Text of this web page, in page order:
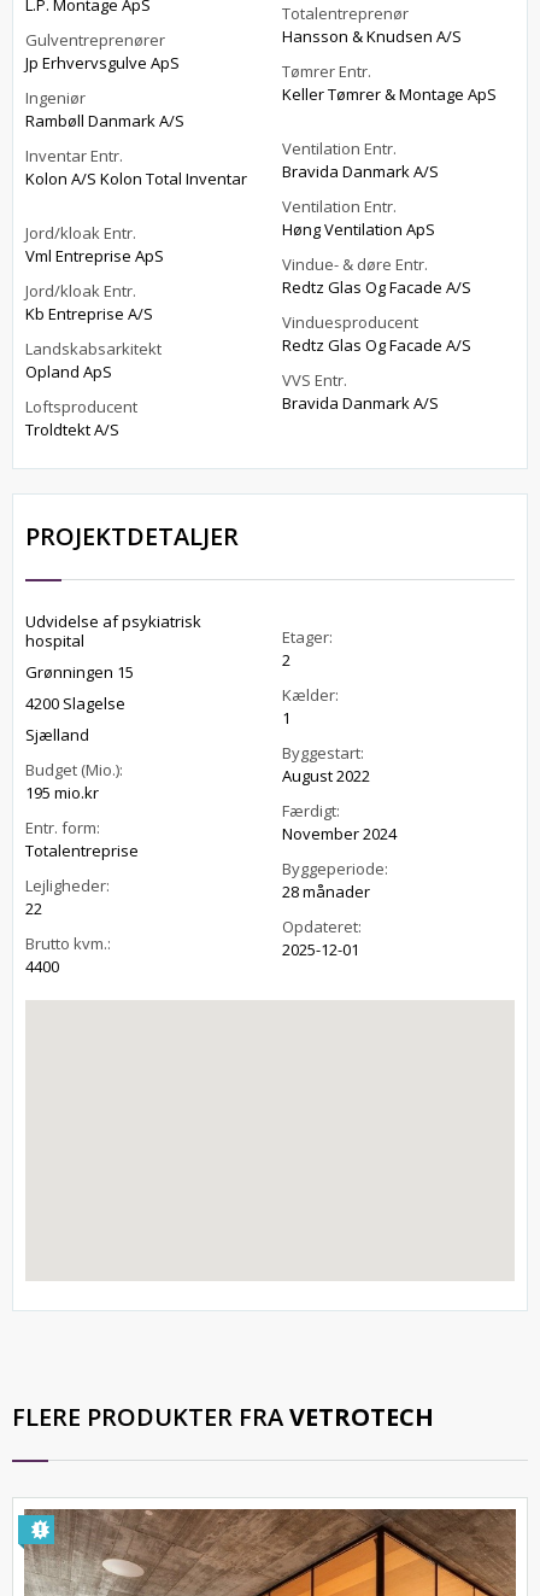
L.P. Montage ApS
Gulventreprenører
Jp Erhvervsgulve ApS
Ingeniør
Rambøll Danmark A/S
Inventar Entr.
Kolon A/S Kolon Total Inventar
Jord/kloak Entr.
Vml Entreprise ApS
Jord/kloak Entr.
Kb Entreprise A/S
Landskabsarkitekt
Opland ApS
Loftsproducent
Troldtekt A/S
Totalentreprenør
Hansson & Knudsen A/S
Tømrer Entr.
Keller Tømrer & Montage ApS
Ventilation Entr.
Bravida Danmark A/S
Ventilation Entr.
Høng Ventilation ApS
Vindue- & døre Entr.
Redtz Glas Og Facade A/S
Vinduesproducent
Redtz Glas Og Facade A/S
VVS Entr.
Bravida Danmark A/S
PROJEKTDETALJER
Udvidelse af psykiatrisk
hospital
Grønningen 15
4200 Slagelse
Sjælland
Budget (Mio.):
195 mio.kr
Entr. form:
Totalentreprise
Lejligheder:
22
Brutto kvm.:
4400
Etager:
2
Kælder:
1
Byggestart:
August 2022
Færdigt:
November 2024
Byggeperiode:
28 månader
Opdateret:
2025-12-01
FLERE PRODUKTER FRAVETROTECH